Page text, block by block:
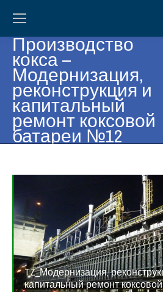
Производство
кокса –
Модернизация,
реконструкция и
капитальный
ремонт коксовой
батареи №12
TZ_Модернизация,
капитальный ремонт